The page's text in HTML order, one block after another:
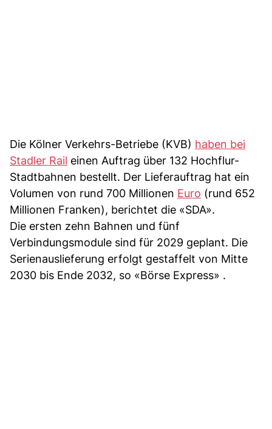
Die Kölner Verkehrs-Betriebe (KVB) haben bei
Stadler Rail einen Auftrag über 132 Hochflur-
Stadtbahnen bestellt. Der Lieferauftrag hat ein
Volumen von rund 700 Millionen Euro (rund 652
Millionen Franken), berichtet die «SDA».
Die ersten zehn Bahnen und fünf
Verbindungsmodule sind für 2029 geplant. Die
Serienauslieferung erfolgt gestaffelt von Mitte
2030 bis Ende 2032, so «Börse Express» .